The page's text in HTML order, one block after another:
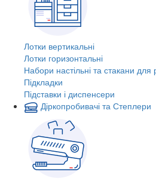
Лотки вертикальні
Лотки горизонтальні
Набори настільні та стакани для
Підкладки
Підставки і диспенсери
Діркопробивачі та Степлери